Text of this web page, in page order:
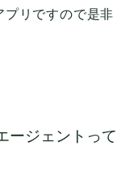
プリですので是非
ージェントって